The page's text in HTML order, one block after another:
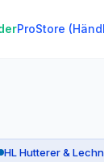
ProStore
HL Hutterer &